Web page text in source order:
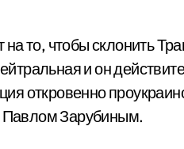
на то, чтобы склонить
и он
откровенно
Павлом Зарубиным.